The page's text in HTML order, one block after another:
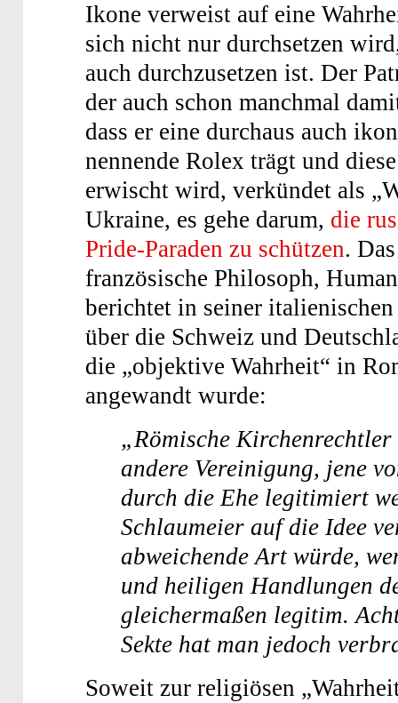
Ikone verweist auf eine
sich nicht nur durchsetzen
auch durchzusetzen ist. Der
der auch schon manch­mal
dass er eine durchaus auch
nennende Rolex trägt und
erwischt wird, verkündet als
Ukraine, es gehe darum, die
Pride-Paraden zu schützen.
französische Philosoph,
berichtet in seiner
über die Schweiz und
die „objektive Wahrheit“ in
angewandt wurde:
„Römische
andere Vereinigung, jene
durch die Ehe legitimiert
Schlaumeier auf die Idee
abweichende Art würde,
und heiligen Handlungen
gleichermaßen legitim.
Sekte hat man jedoch
Soweit zur religiösen